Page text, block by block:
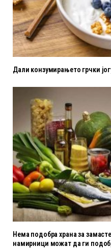
Дали конзумирањето грчки
Нема подобра храна за
намирници можат да ги